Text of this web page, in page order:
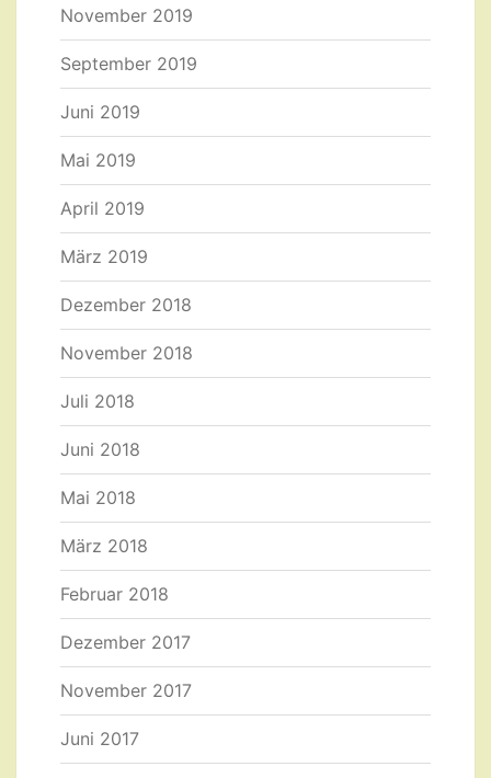
November 2019
September 2019
Juni 2019
Mai 2019
April 2019
März 2019
Dezember 2018
November 2018
Juli 2018
Juni 2018
Mai 2018
März 2018
Februar 2018
Dezember 2017
November 2017
Juni 2017